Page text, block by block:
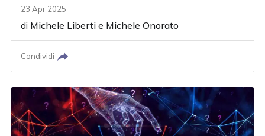
23 Apr 2025
di Michele Liberti e Michele Onorato
Condividi